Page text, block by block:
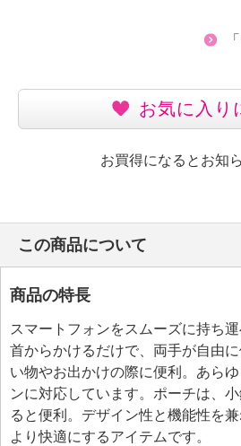
お気に入り
お買得になるとお知
この商品について
商品の特長
スマートフォンをスムーズに持ち運
首からかけるだけで、両手が自由
い物やお出かけの際に便利。あら
ンに対応しています。ポーチは、
ると便利。デザイン性と機能性を
より快適にするアイテムです。